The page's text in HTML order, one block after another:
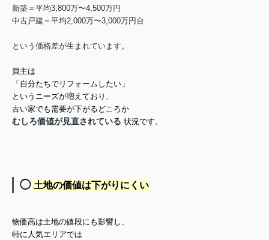
新築＝平均3,800万〜4,500万円
中古戸建＝平均2,000万〜3,000万円台
という価格差が生まれています。
買主は
「自分たちでリフォームしたい」
というニーズが増えており、
古い家でも需要が下がるどころか
むしろ価値が見直されている 状況です。
◯ 土地の価値は下がりにくい
物価高は土地の値段にも影響し、
特に人気エリアでは